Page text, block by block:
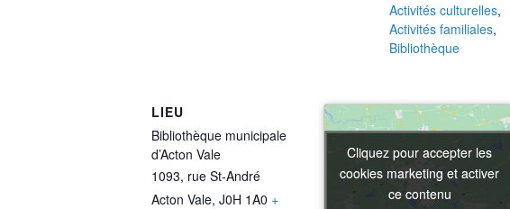
Activités culturelles,
Activités familiales,
Bibliothèque
LIEU
Bibliothèque municipale
d’Acton Vale
1093, rue St-André
Acton Vale, J0H 1A0 +
Cliquez pour accepter les
cookies marketing et activer
ce contenu
Cliquez pour accepter les
cookies marketing et activer
ce contenu